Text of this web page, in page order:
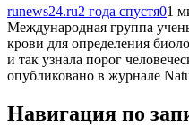
runews24.ru2 года спустя01
Международная группа
крови для определения
и так узнала порог
опубликовано в журнале
Навигация по